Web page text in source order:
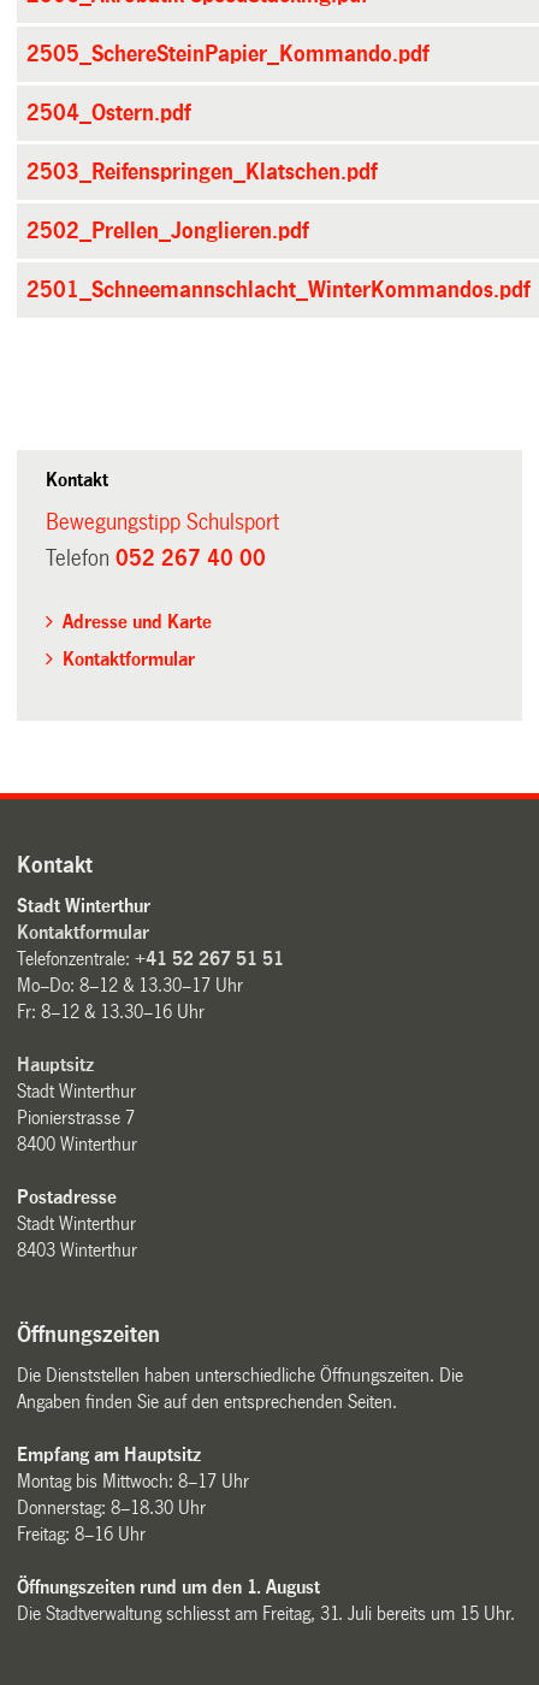
2505_SchereSteinPapier_Kommando.pdf
2504_Ostern.pdf
2503_Reifenspringen_Klatschen.pdf
2502_Prellen_Jonglieren.pdf
2501_Schneemannschlacht_WinterKommandos.pdf
Kontakt
Bewegungstipp Schulsport
Telefon052 267 40 00
Adresse und Karte
Kontaktformular
Kontakt
Stadt Winterthur
Kontaktformular
Telefonzentrale:+41 52 267 51 51
Mo–Do: 8–12 & 13.30–17 Uhr
Fr: 8–12 & 13.30–16 Uhr
Hauptsitz
Stadt Winterthur
Pionierstrasse 7
8400 Winterthur
Postadresse
Stadt Winterthur
8403 Winterthur
Öffnungszeiten
Die Dienststellen haben unterschiedliche Öffnungszeiten. Die
Angaben finden Sie auf den entsprechenden Seiten.
Empfang am Hauptsitz
Montag bis Mittwoch: 8–17 Uhr
Donnerstag: 8–18.30 Uhr
Freitag: 8–16 Uhr
Öffnungszeiten rund um den 1. August
Die Stadtverwaltung schliesst am Freitag, 31. Juli bereits um 15 Uhr.